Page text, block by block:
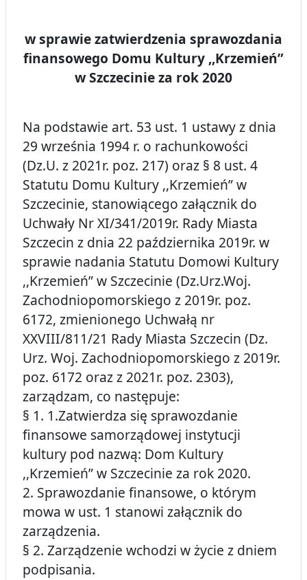
w sprawie zatwierdzenia sprawozdania
finansowego Domu Kultury ,,Krzemień”
w Szczecinie za rok 2020
Na podstawie art. 53 ust. 1 ustawy z dnia
29 września 1994 r. o rachunkowości
(Dz.U. z 2021r. poz. 217) oraz § 8 ust. 4
Statutu Domu Kultury ,,Krzemień” w
Szczecinie, stanowiącego załącznik do
Uchwały Nr XI/341/2019r. Rady Miasta
Szczecin z dnia 22 października 2019r. w
sprawie nadania Statutu Domowi Kultury
,,Krzemień” w Szczecinie (Dz.Urz.Woj.
Zachodniopomorskiego z 2019r. poz.
6172, zmienionego Uchwałą nr
XXVIII/811/21 Rady Miasta Szczecin (Dz.
Urz. Woj. Zachodniopomorskiego z 2019r.
poz. 6172 oraz z 2021r. poz. 2303),
zarządzam, co następuje:
§ 1. 1.Zatwierdza się sprawozdanie
finansowe samorządowej instytucji
kultury pod nazwą: Dom Kultury
,,Krzemień” w Szczecinie za rok 2020.
2. Sprawozdanie finansowe, o którym
mowa w ust. 1 stanowi załącznik do
zarządzenia.
§ 2. Zarządzenie wchodzi w życie z dniem
podpisania.